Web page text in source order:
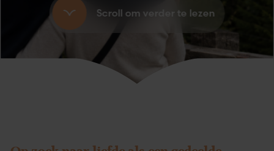
Scroll om verder te lezen